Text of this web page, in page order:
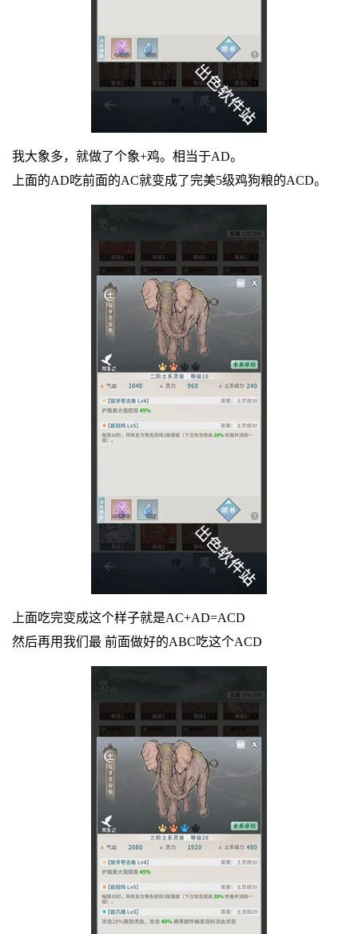
我大象多，就做了个象+鸡。相当于AD。
上面的AD吃前面的AC就变成了完美5级鸡狗粮的ACD。
上面吃完变成这个样子就是AC+AD=ACD
然后再用我们最 前面做好的ABC吃这个ACD